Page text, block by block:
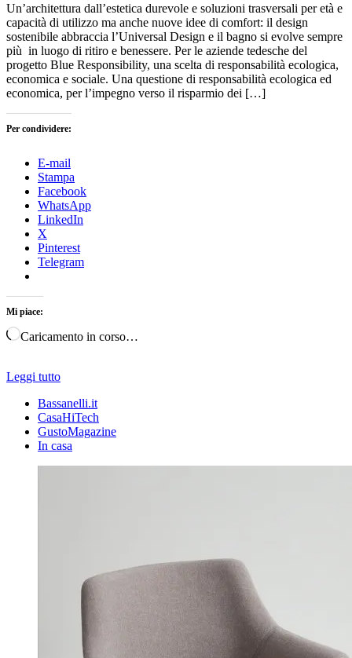
Un’architettura dall’estetica durevole e soluzioni trasversali per età e
capacità di utilizzo ma anche nuove idee di comfort: il design
sostenibile abbraccia l’Universal Design e il bagno si evolve sempre
più in luogo di ritiro e benessere. Per le aziende tedesche del
progetto Blue Responsibility, una scelta di responsabilità ecologica,
economica e sociale. Una questione di responsabilità ecologica ed
economica, per l’impegno verso il risparmio dei […]
Per condividere:
E-mail
Stampa
Facebook
WhatsApp
LinkedIn
X
Pinterest
Telegram
Mi piace:
Caricamento in corso…
Leggi tutto
Bassanelli.it
CasaHiTech
GustoMagazine
In casa